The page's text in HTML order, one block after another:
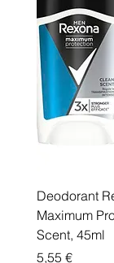
Deodorant
Maximum
Scent, 45ml
Price
5,55 €